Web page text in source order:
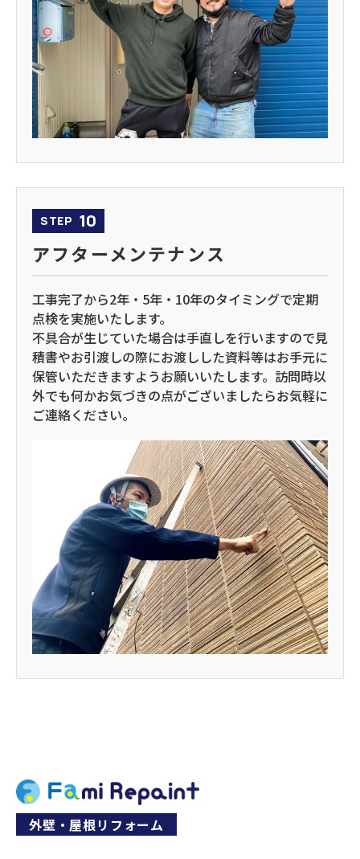
STEP 10
アフターメンテナンス
工事完了から2年・5年・10年のタイミングで定期
点検を実施いたします。
不具合が生じていた場合は手直しを行いますので見
積書やお引渡しの際にお渡しした資料等はお手元に
保管いただきますようお願いいたします。訪問時以
外でも何かお気づきの点がございましたらお気軽に
ご連絡ください。
外壁・屋根リフォーム